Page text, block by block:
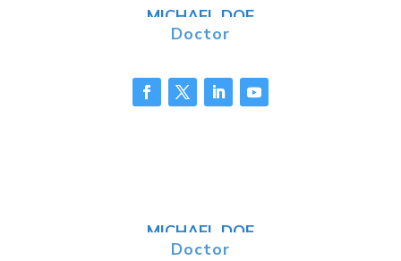
MICHAEL DOE
Doctor
MICHAEL DOE
Doctor